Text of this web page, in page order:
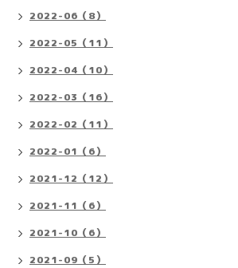
2022-06（8）
2022-05（11）
2022-04（10）
2022-03（16）
2022-02（11）
2022-01（6）
2021-12（12）
2021-11（6）
2021-10（6）
2021-09（5）